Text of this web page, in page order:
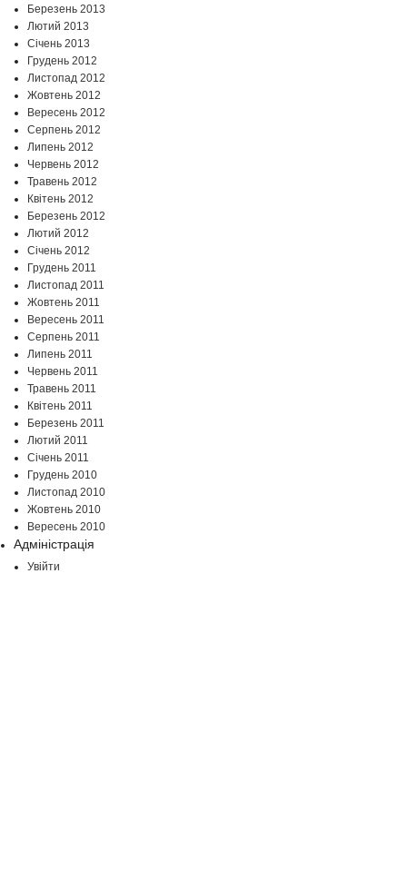
Березень 2013
Лютий 2013
Січень 2013
Грудень 2012
Листопад 2012
Жовтень 2012
Вересень 2012
Серпень 2012
Липень 2012
Червень 2012
Травень 2012
Квітень 2012
Березень 2012
Лютий 2012
Січень 2012
Грудень 2011
Листопад 2011
Жовтень 2011
Вересень 2011
Серпень 2011
Липень 2011
Червень 2011
Травень 2011
Квітень 2011
Березень 2011
Лютий 2011
Січень 2011
Грудень 2010
Листопад 2010
Жовтень 2010
Вересень 2010
Адміністрація
Увійти